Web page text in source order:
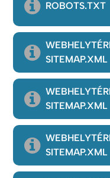
ROBOTS.TXT
SITEMAP.XML
SITEMAP.XML
SITEMAP.XML